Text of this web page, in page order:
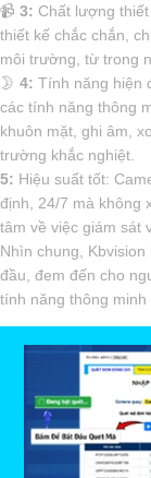
📹 3: Chất lượng
thiết kế chắc chắn,
môi trường, từ trong
🌛 4: Tính năng hiện
các tính năng thông
khuôn mặt, ghi âm,
trường khắc nghiệt.
5: Hiệu suất tốt:
định, 24/7 mà không
tâm về việc giám sát
Nhìn chung,
đầu, đem đến cho
tính năng thông minh